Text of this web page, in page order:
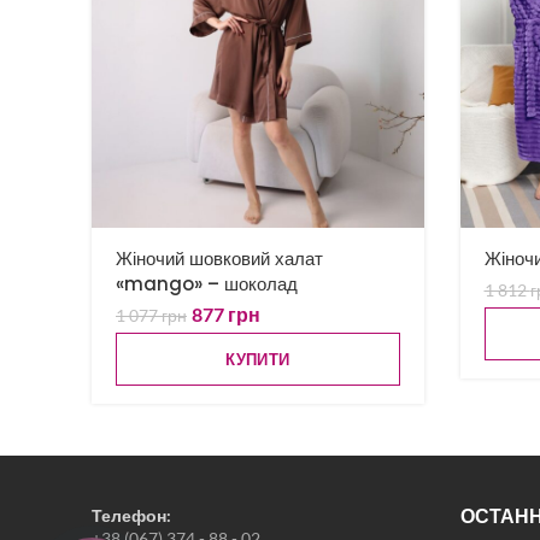
Жіночий шовковий халат
«mango» – шоколад
1 077грн 877 грн
КУПИТИ
1 812
Телефон: